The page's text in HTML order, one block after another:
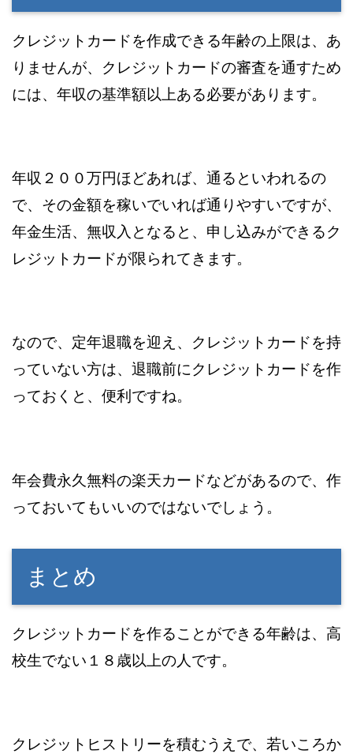
クレジットカードを作成できる年齢の上限は、あ
りませんが、クレジットカードの審査を通すため
には、年収の基準額以上ある必要があります。
年収２００万円ほどあれば、通るといわれるの
で、その金額を稼いでいれば通りやすいですが、
年金生活、無収入となると、申し込みができるク
レジットカードが限られてきます。
なので、定年退職を迎え、クレジットカードを持
っていない方は、退職前にクレジットカードを作
っておくと、便利ですね。
年会費永久無料の楽天カードなどがあるので、作
っておいてもいいのではないでしょう。
まとめ
クレジットカードを作ることができる年齢は、高
校生でない１８歳以上の人です。
クレジットヒストリーを積むうえで、若いころか